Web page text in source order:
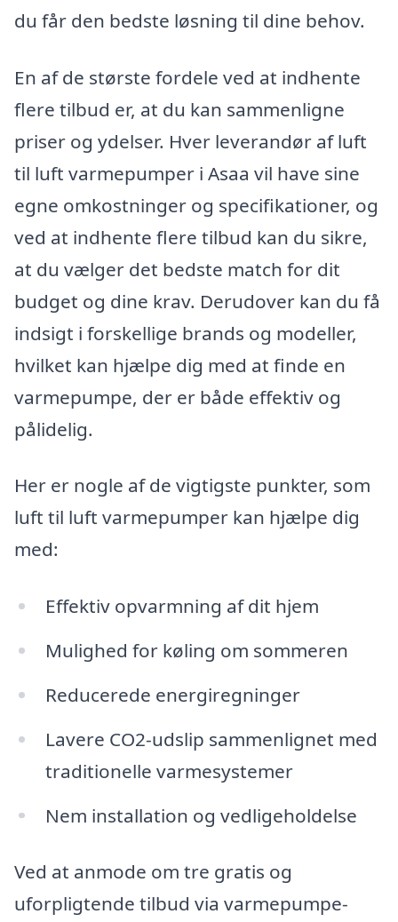
du får den bedste løsning til dine behov.
En af de største fordele ved at indhente
flere tilbud er, at du kan sammenligne
priser og ydelser. Hver leverandør af luft
til luft varmepumper i Asaa vil have sine
egne omkostninger og specifikationer, og
ved at indhente flere tilbud kan du sikre,
at du vælger det bedste match for dit
budget og dine krav. Derudover kan du få
indsigt i forskellige brands og modeller,
hvilket kan hjælpe dig med at finde en
varmepumpe, der er både effektiv og
pålidelig.
Her er nogle af de vigtigste punkter, som
luft til luft varmepumper kan hjælpe dig
med:
Effektiv opvarmning af dit hjem
Mulighed for køling om sommeren
Reducerede energiregninger
Lavere CO2-udslip sammenlignet med
traditionelle varmesystemer
Nem installation og vedligeholdelse
Ved at anmode om tre gratis og
uforpligtende tilbud via varmepumpe-